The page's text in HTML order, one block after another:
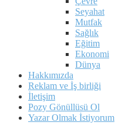
Seyahat
Mutfak
Sağlık
Eğitim
Ekonomi
Dünya
Hakkımızda
Reklam ve İş birliği
İletişim
Pozy Gönüllüsü Ol
Yazar Olmak İstiyorum